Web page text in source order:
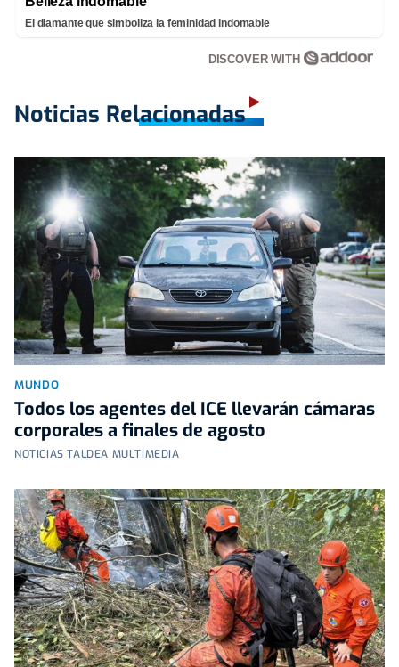
El diamante que simboliza la feminidad indomable
DISCOVER WITH
Noticias Relacionadas
MUNDO
Todos los agentes del ICE llevarán cámaras
corporales a finales de agosto
NOTICIAS TALDEA MULTIMEDIA